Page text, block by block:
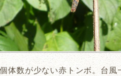
体数が少ない赤トンボ。台風